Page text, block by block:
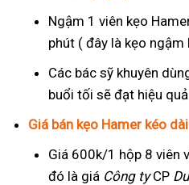
Ngậm 1 viên kẹo
phút ( đây là kẹo ngậm
Các bác sỹ khuyên
buổi tối sẽ đạt hiệu
Giá bán kẹo Hamer kéo
Giá 600k/1 hộp 8 viên
đó là giá Công tyCP